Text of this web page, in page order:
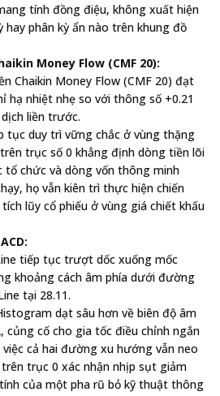
tính đồng điệu, không xuất hiện
hay phân kỳ ẩn nào trên khung đồ
Money Flow (CMF 20):
Chaikin Money Flow (CMF 20) đạt
hạ nhiệt nhẹ so với thông số +0.21
liền trước.
tục duy trì vững chắc ở vùng thặng
trục số 0 khẳng định dòng tiền lõi
tổ chức và dòng vốn thông minh
họ vẫn kiên trì thực hiện chiến
lũy cổ phiếu ở vùng giá chiết khấu
tiếp tục trượt dốc xuống mốc
khoảng cách âm phía dưới đường
tại 28.11.
dạt sâu hơn về biên độ âm
củng cố cho gia tốc điều chỉnh ngắn
việc cả hai đường xu hướng vẫn neo
trục 0 xác nhận nhịp sụt giảm
của một pha rũ bỏ kỹ thuật thông